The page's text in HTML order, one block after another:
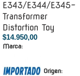
E343/E344/E345-
Transformer
Distortion Toy
$14.950,00
Marca:
Origen: